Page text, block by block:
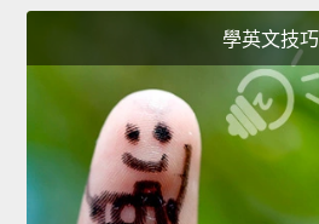
學英文技巧